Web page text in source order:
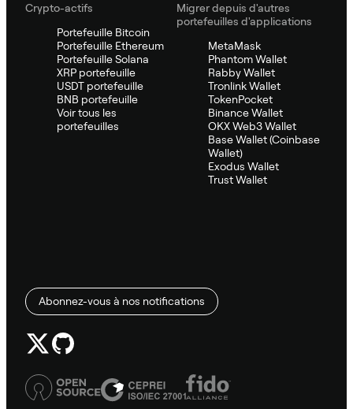
Crypto-actifs
Portefeuille Bitcoin
Portefeuille Ethereum
Portefeuille Solana
XRP portefeuille
USDT portefeuille
BNB portefeuille
Voir tous les
portefeuilles
Migrer depuis d'autres
portefeuilles d'applications
MetaMask
Phantom Wallet
Rabby Wallet
Tronlink Wallet
TokenPocket
Binance Wallet
OKX Web3 Wallet
Base Wallet (Coinbase
Wallet)
Exodus Wallet
Trust Wallet
Abonnez-vous à nos notifications